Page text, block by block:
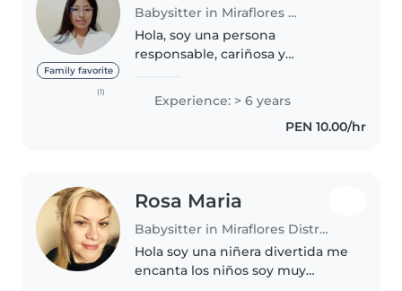
Family favorite
(1)
Babysitter in Miraflores District
Hola, soy una persona
responsable, cariñosa y
bienestar de los niños. Tengo
experiencia cuidando bebés y
niños, apoyándolos en su
Experience: > 6 years
PEN 10.00/hr
Rosa Maria
Babysitter in Miraflores District
Hola soy una niñera divertida me
encanta los niños soy muy